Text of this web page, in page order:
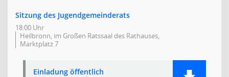
Sitzung des Jugendgemeinderats
18:00 Uhr
Heilbronn, im Großen Ratssaal des Rathauses,
Marktplatz 7
Einladung öffentlich